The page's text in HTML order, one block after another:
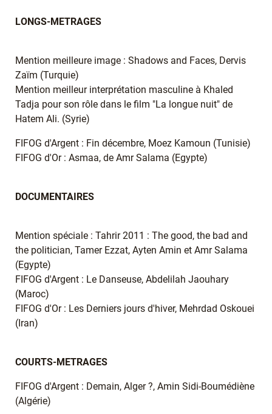
LONGS-METRAGES
Mention meilleure image : Shadows and Faces, Dervis
Zaïm (Turquie)
Mention meilleur interprétation masculine à Khaled
Tadja pour son rôle dans le film "La longue nuit" de
Hatem Ali. (Syrie)
FIFOG d'Argent : Fin décembre, Moez Kamoun (Tunisie)
FIFOG d'Or : Asmaa, de Amr Salama (Egypte)
DOCUMENTAIRES
Mention spéciale : Tahrir 2011 : The good, the bad and
the politician, Tamer Ezzat, Ayten Amin et Amr Salama
(Egypte)
FIFOG d'Argent : Le Danseuse, Abdelilah Jaouhary
(Maroc)
FIFOG d'Or : Les Derniers jours d'hiver, Mehrdad Oskouei
(Iran)
COURTS-METRAGES
FIFOG d'Argent : Demain, Alger ?, Amin Sidi-Boumédiène
(Algérie)